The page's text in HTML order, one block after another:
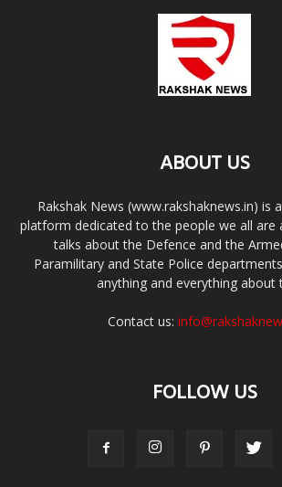
ABOUT US
Rakshak News (www.rakshaknews.in) is
platform dedicated to the people we all are
talks about the Defence and the
Paramilitary and State Police
anything and everything about
Contact us:
FOLLOW US